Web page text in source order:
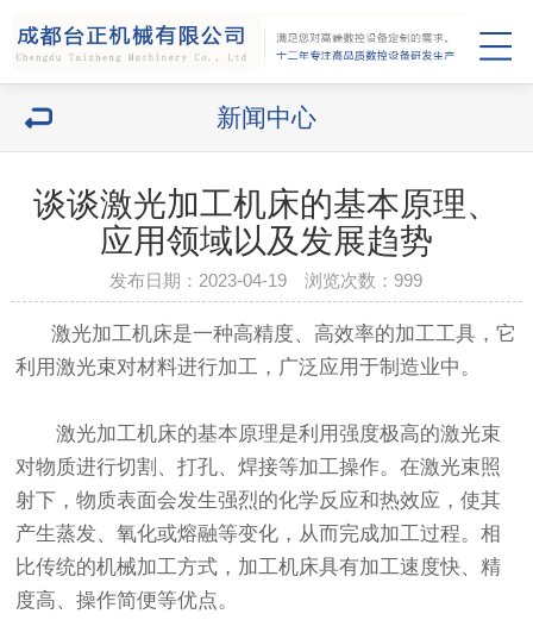
新闻中心
谈谈激光加工机床的基本原理、
应用领域以及发展趋势
发布日期：2023-04-19 浏览次数： 999
激光加工机床是一种高精度、高效率的加工工具，它
利用激光束对材料进行加工，广泛应用于制造业中。
激光加工机床的基本原理是利用强度极高的激光束
对物质进行切割、打孔、焊接等加工操作。在激光束照
射下，物质表面会发生强烈的化学反应和热效应，使其
产生蒸发、氧化或熔融等变化，从而完成加工过程。相
比传统的机械加工方式，加工机床具有加工速度快、精
度高、操作简便等优点。